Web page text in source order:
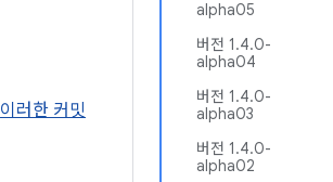
alpha05
버전 1.4.0-
alpha04
버전 1.4.0-
alpha03
버전 1.4.0-
alpha02
이러한 커밋